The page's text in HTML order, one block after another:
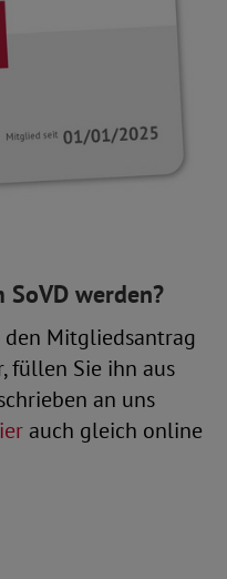
werden?
den Mitgliedsantrag
füllen Sie ihn aus
an uns
auch gleich online